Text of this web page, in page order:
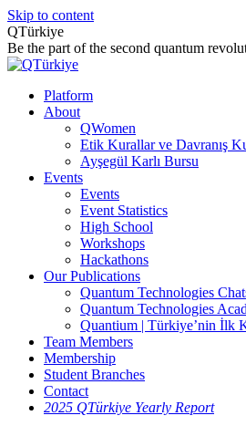
Skip to content
QTürkiye
Be the part of the second quantum
Platform
About
QWomen
Etik Kurallar ve Davranış
Ayşegül Karlı Bursu
Events
Events
Event Statistics
High School
Workshops
Hackathons
Our Publications
Quantum Technologies
Quantum Technologies
Quantium | Türkiye’nin İlk
Team Members
Membership
Student Branches
Contact
2025 QTürkiye Yearly Report